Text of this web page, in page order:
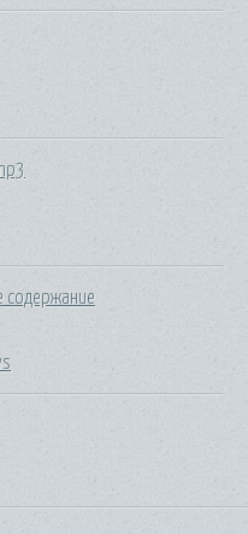
содержание